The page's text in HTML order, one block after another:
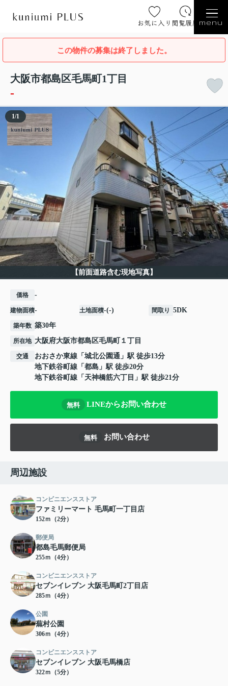
お気に入り 閲覧履歴 menu
この物件の募集は終了しました。
大阪市都島区毛馬町1丁目
-
【前面道路含む現地写真】
1/1
価格 -
建物面積- 土地面積-(-) 間取り 5DK
築年数 築30年
所在地 大阪府大阪市都島区毛馬町 １丁目
交通 おおさか東線 「 城北公園通 」駅 徒歩13分
地下鉄谷町線 「 都島 」駅 徒歩20分
地下鉄谷町線 「 天神橋筋六丁目 」駅 徒歩21分
無料 LINEからお問い合わせ
無料 お問い合わせ
周辺施設
コンビニエンスストア
ファミリーマート 毛馬町一丁目店
152ｍ（2分）
郵便局
都島毛馬郵便局
255ｍ（4分）
コンビニエンスストア
セブンイレブン 大阪毛馬町2丁目店
285ｍ（4分）
公園
蕪村公園
306ｍ（4分）
コンビニエンスストア
セブンイレブン 大阪毛馬橋店
322ｍ（5分）